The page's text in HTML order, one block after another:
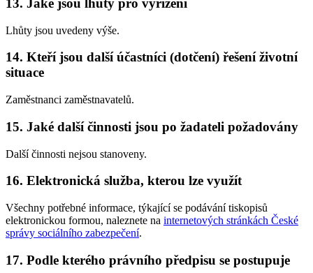
13. Jaké jsou lhůty pro vyřízení
Lhůty jsou uvedeny výše.
14. Kteří jsou další účastníci (dotčení) řešení životní
situace
Zaměstnanci zaměstnavatelů.
15. Jaké další činnosti jsou po žadateli požadovány
Další činnosti nejsou stanoveny.
16. Elektronická služba, kterou lze využít
Všechny potřebné informace, týkající se podávání tiskopisů
elektronickou formou, naleznete na internetových stránkách České
správy sociálního zabezpečení.
17. Podle kterého právního předpisu se postupuje